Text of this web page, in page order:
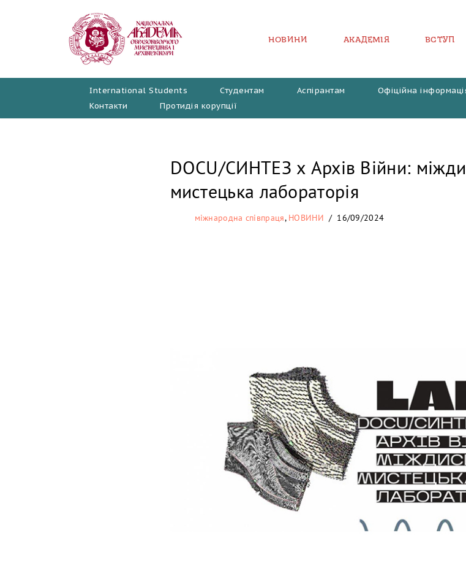
НОВИНИ АКАДЕМІЯ ВСТУП
International Students Студентам Аспірантам Офіційна
Контакти
Протидія корупції
DOCU/СИНТЕЗ х Архів Війни:
мистецька лабораторія
міжнародна співпраця, НОВИНИ 16/09/2024